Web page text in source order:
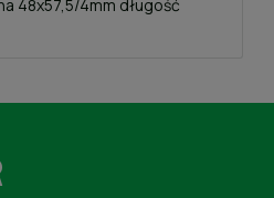
48x57,5/4mm długość